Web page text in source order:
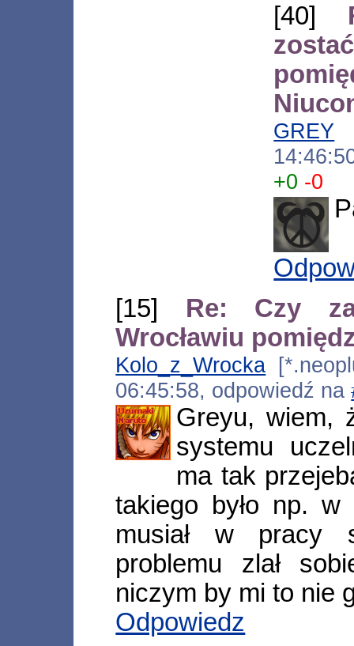
[40]
GREY
+0 -0
[15] Re: Czy
Wrocławiu
Kolo_z_Wrocka
06:45:58, odpowiedź na
Greyu, wiem,
systemu
ma tak
takiego było np.
musiał w pracy
problemu zlał
niczym by mi to nie
Odpowiedz